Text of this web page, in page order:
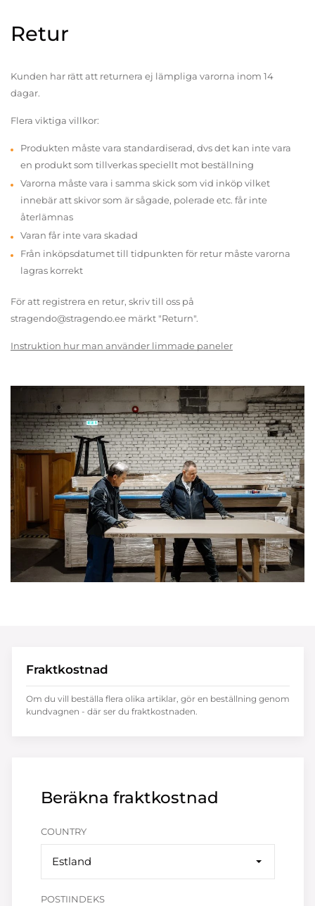
Retur
Kunden har rätt att returnera ej lämpliga varorna inom 14
dagar.
Flera viktiga villkor:
Produkten måste vara standardiserad, dvs det kan inte vara
en produkt som tillverkas speciellt mot beställning
Varorna måste vara i samma skick som vid inköp vilket
innebär att skivor som är sågade, polerade etc. får inte
återlämnas
Varan får inte vara skadad
Från inköpsdatumet till tidpunkten för retur måste varorna
lagras korrekt
För att registrera en retur, skriv till oss på
stragendo@stragendo.ee märkt "Return".
Instruktion hur man använder limmade paneler
Beräkna fraktkostnad
COUNTRY
Estland
POSTIINDEKS
Fraktkostnad
Om du vill beställa flera olika artiklar, gör en beställning genom
kundvagnen - där ser du fraktkostnaden.